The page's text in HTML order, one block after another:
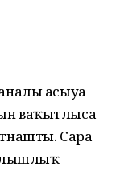
асыуҙа
ваҡытлыса
Сара